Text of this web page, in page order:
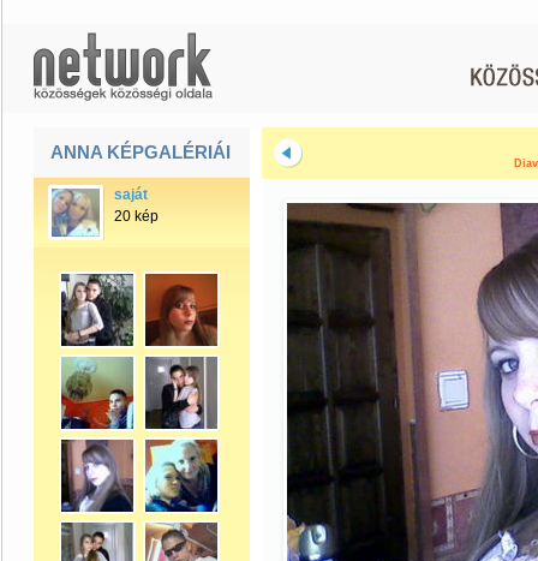
ANNA KÉPGALÉRIÁI
saját
20 kép